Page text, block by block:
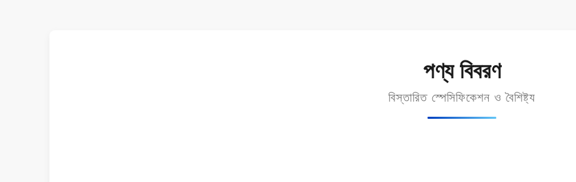
পণ্য বিবরণ
বিস্তারিত স্পেসিফিকেশন ও বৈশিষ্ট্য